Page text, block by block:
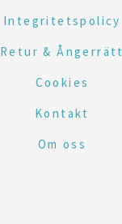
Integritetspolicy
Retur & Ångerrätt
Cookies
Kontakt
Om oss